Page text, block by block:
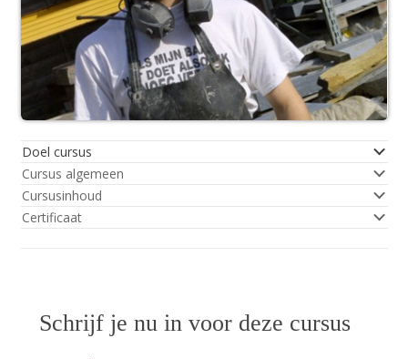
Doel cursus
Cursus algemeen
Cursusinhoud
Certificaat
Schrijf je nu in voor deze cursus